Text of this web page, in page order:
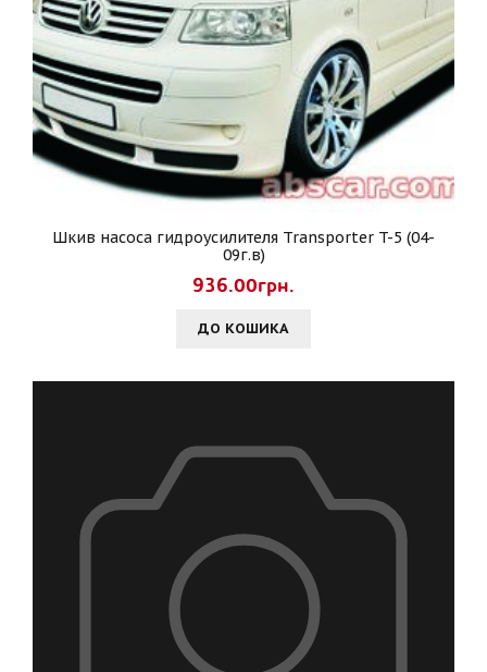
Шкив насоса гидроусилителя Transporter T-5 (04-
09г.в)
936.00грн.
ДО КОШИКА